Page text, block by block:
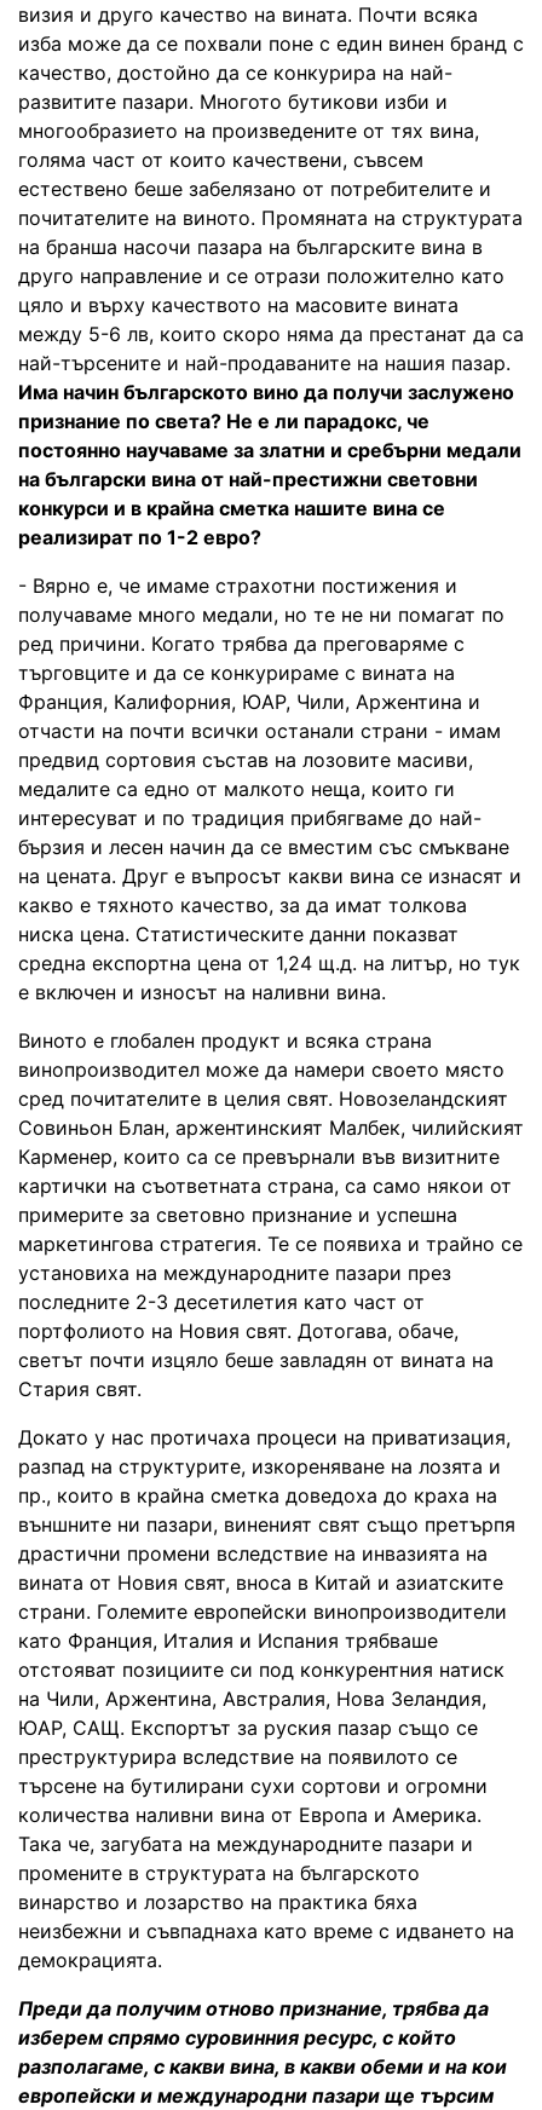
визия и друго качество на вината. Почти всяка
изба може да се похвали поне с един винен бранд с
качество, достойно да се конкурира на най-
развитите пазари. Многото бутикови изби и
многообразието на произведените от тях вина,
голяма част от които качествени, съвсем
естествено беше забелязано от потребителите и
почитателите на виното. Промяната на структурата
на бранша насочи пазара на българските вина в
друго направление и се отрази положително като
цяло и върху качеството на масовите вината
между 5-6 лв, които скоро няма да престанат да са
най-търсените и най-продаваните на нашия пазар.
Има начин българското вино да получи заслужено
признание по света? Не е ли парадокс, че
постоянно научаваме за златни и сребърни медали
на български вина от най-престижни световни
конкурси и в крайна сметка нашите вина се
реализират по 1-2 евро?
- Вярно е, че имаме страхотни постижения и
получаваме много медали, но те не ни помагат по
ред причини. Когато трябва да преговаряме с
търговците и да се конкурираме с вината на
Франция, Калифорния, ЮАР, Чили, Аржентина и
отчасти на почти всички останали страни - имам
предвид сортовия състав на лозовите масиви,
медалите са едно от малкото неща, които ги
интересуват и по традиция прибягваме до най-
бързия и лесен начин да се вместим със смъкване
на цената. Друг е въпросът какви вина се изнасят и
какво е тяхното качество, за да имат толкова
ниска цена. Статистическите данни показват
средна експортна цена от 1,24 щ.д. на литър, но тук
е включен и износът на наливни вина.
Виното е глобален продукт и всяка страна
винопроизводител може да намери своето място
сред почитателите в целия свят. Новозеландският
Совиньон Блан, аржентинският Малбек, чилийският
Карменер, които са се превърнали във визитните
картички на съответната страна, са само някои от
примерите за световно признание и успешна
маркетингова стратегия. Те се появиха и трайно се
установиха на международните пазари през
последните 2-3 десетилетия като част от
портфолиото на Новия свят. Дотогава, обаче,
светът почти изцяло беше завладян от вината на
Стария свят.
Докато у нас протичаха процеси на приватизация,
разпад на структурите, изкореняване на лозята и
пр., които в крайна сметка доведоха до краха на
външните ни пазари, виненият свят също претърпя
драстични промени вследствие на инвазията на
вината от Новия свят, вноса в Китай и азиатските
страни. Големите европейски винопроизводители
като Франция, Италия и Испания трябваше
отстояват позициите си под конкурентния натиск
на Чили, Аржентина, Австралия, Нова Зеландия,
ЮАР, САЩ. Експортът за руския пазар също се
преструктурира вследствие на появилото се
търсене на бутилирани сухи сортови и огромни
количества наливни вина от Европа и Америка.
Така че, загубата на международните пазари и
промените в структурата на българското
винарство и лозарство на практика бяха
неизбежни и съвпаднаха като време с идването на
демокрацията.
Преди да получим отново признание, трябва да
изберем спрямо суровинния ресурс, с който
разполагаме, с какви вина, в какви обеми и на кои
европейски и международни пазари ще търсим